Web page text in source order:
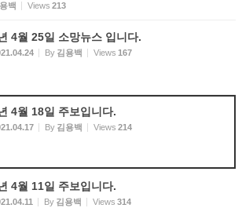
백 Views 213
4월 25일 소망뉴스 입니다.
By 김용백 Views 167
4월 18일 주보입니다.
By 김용백 Views 214
4월 11일 주보입니다.
By 김용백 Views 314